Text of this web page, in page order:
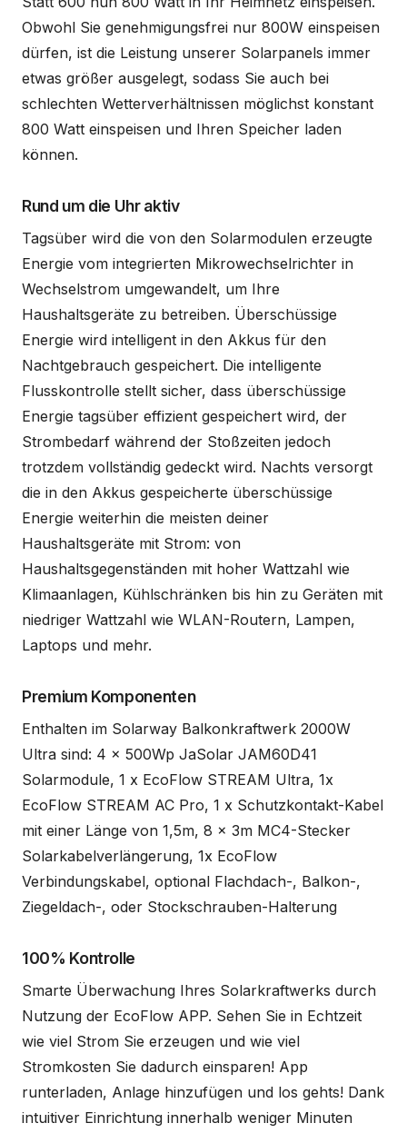
Obwohl Sie genehmigungsfrei nur 800W einspeisen
dürfen, ist die Leistung unserer Solarpanels immer
etwas größer ausgelegt, sodass Sie auch bei
schlechten Wetterverhältnissen möglichst konstant
800 Watt einspeisen und Ihren Speicher laden
können.
Rund um die Uhr aktiv
Tagsüber wird die von den Solarmodulen erzeugte
Energie vom integrierten Mikrowechselrichter in
Wechselstrom umgewandelt, um Ihre
Haushaltsgeräte zu betreiben. Überschüssige
Energie wird intelligent in den Akkus für den
Nachtgebrauch gespeichert. Die intelligente
Flusskontrolle stellt sicher, dass überschüssige
Energie tagsüber effizient gespeichert wird, der
Strombedarf während der Stoßzeiten jedoch
trotzdem vollständig gedeckt wird. Nachts versorgt
die in den Akkus gespeicherte überschüssige
Energie weiterhin die meisten deiner
Haushaltsgeräte mit Strom: von
Haushaltsgegenständen mit hoher Wattzahl wie
Klimaanlagen, Kühlschränken bis hin zu Geräten mit
niedriger Wattzahl wie WLAN-Routern, Lampen,
Laptops und mehr.
Premium Komponenten
Enthalten im Solarway Balkonkraftwerk 2000W
Ultra sind: 4 x 500Wp JaSolar JAM60D41
Solarmodule, 1 x EcoFlow STREAM Ultra, 1x
EcoFlow STREAM AC Pro, 1 x Schutzkontakt-Kabel
mit einer Länge von 1,5m, 8 x 3m MC4-Stecker
Solarkabelverlängerung, 1x EcoFlow
Verbindungskabel, optional Flachdach-, Balkon-,
Ziegeldach-, oder Stockschrauben-Halterung
100% Kontrolle
Smarte Überwachung Ihres Solarkraftwerks durch
Nutzung der EcoFlow APP. Sehen Sie in Echtzeit
wie viel Strom Sie erzeugen und wie viel
Stromkosten Sie dadurch einsparen! App
runterladen, Anlage hinzufügen und los gehts! Dank
intuitiver Einrichtung innerhalb weniger Minuten